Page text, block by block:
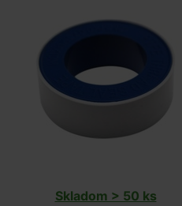
Skladom > 50 ks